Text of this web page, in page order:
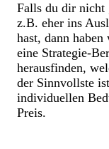
Falls du dir nicht
z.B. eher ins
hast, dann
eine Strategie-
herausfinden,
der Sinnvollste
individuellen
Preis.